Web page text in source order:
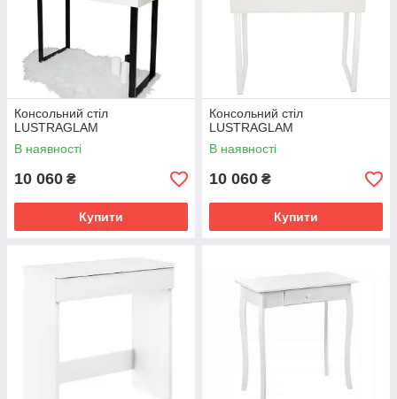
Консольний стіл
LUSTRAGLAM
В наявності
10 060 ₴
Купити
Консольний стіл
LUSTRAGLAM
В наявності
10 060 ₴
Купити